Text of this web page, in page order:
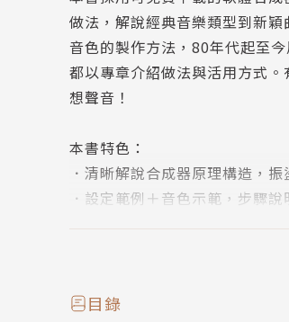
做法，解說經典音樂類型到新
音色的製作方法，80年代起至
都以專章介紹做法與活用方式
想聲音！
本書特色：
．清晰解說合成器原理構造，
．設定範例＋音色示範，步驟
日本書評
目錄